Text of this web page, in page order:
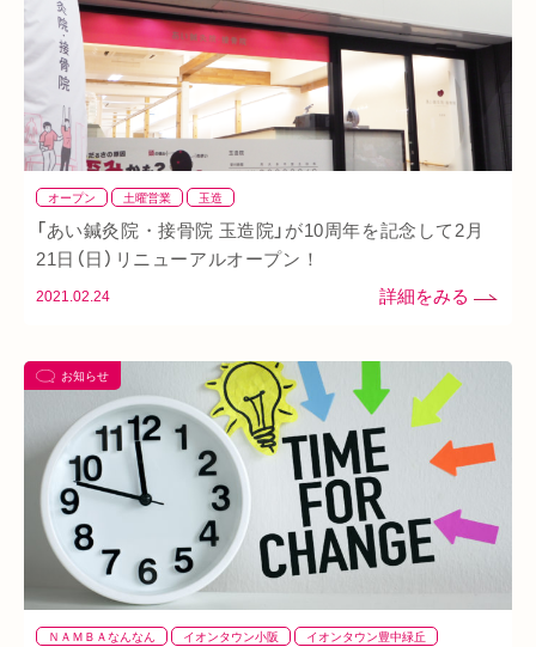
ダイエット ふくらはぎ ストレス 背骨 腱鞘炎
腕 シワ・シミ・たるみ 手首 谷9 寒暖差
梅雨 四十肩 五十肩 代謝 めまい
眼精疲労 スマホ首 美肌 自律神経失調症 寝違え
ぎっくり腰 美容鍼 熱中症
オープン 秋バテ 冬バテ こむら返り
ストレートネック ファスティング 紫外線
日焼け 地下街 本町 阪急桂駅 天満橋
天王寺 頸椎椎間板ヘルニア 整骨院 好転反応
脱水症状 反り腰 湿気 なんばウォーク
イオンタウン小阪 今里 クリスタ長堀 駅構内
八戸ノ里駅 呼吸 玉造 春バテ
オープン 土曜営業 玉造
「あい鍼灸院・接骨院 玉造院」が10周年を記念して2月
21日（日）リニューアルオープン！
2021.02.24
お知らせ
ＮＡＭＢＡなんなん イオンタウン小阪
イオンタウン豊中緑丘